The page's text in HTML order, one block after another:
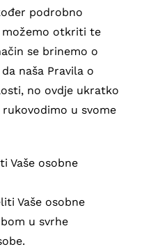
podrobno
možemo otkriti te
se brinemo o
naša Pravila o
no ovdje ukratko
u svome
Vaše osobne
Vaše osobne
u svrhe